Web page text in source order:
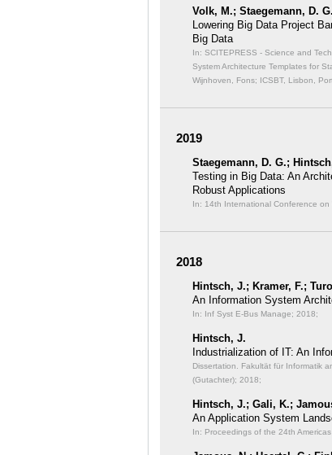
Volk, M.; Staegemann, D.
Lowering Big Data Project
Big Data
In: SCITEPRESS - Science and
System Architecture Templates for
Wijnhoven, Fons; ICSBT, Lisbon,
2019
Staegemann, D. G.;
Testing in Big Data: An
Robust Applications
In: 14th International Conference on
2018
Hintsch, J.; Kramer, F.;
An Information System
In: Inf Syst E-Bus Manage; 2018;
Hintsch, J.
Industrialization of IT: An
Dissertation. Fakultät für Informatik
(Gutachter); 2018;
Hintsch, J.; Gali, K.;
An Application System
In: Proceedings of the 24th